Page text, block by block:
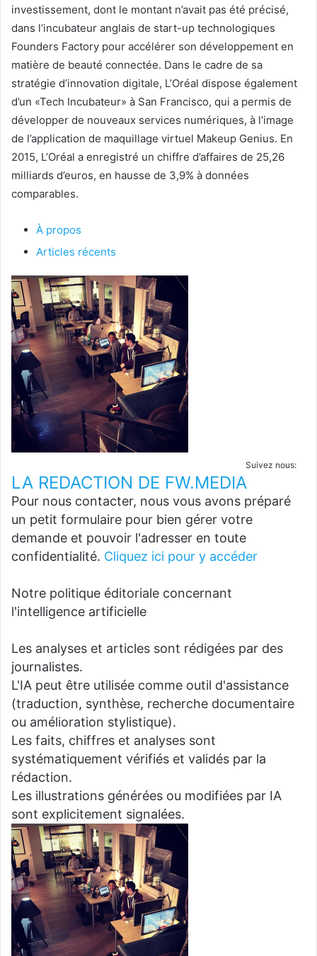
investissement, dont le montant n’avait pas été précisé,
dans l’incubateur anglais de start-up technologiques
Founders Factory pour accélérer son développement en
matière de beauté connectée. Dans le cadre de sa
stratégie d’innovation digitale, L’Oréal dispose également
d’un «Tech Incubateur» à San Francisco, qui a permis de
développer de nouveaux services numériques, à l’image
de l’application de maquillage virtuel Makeup Genius. En
2015, L’Oréal a enregistré un chiffre d’affaires de 25,26
milliards d’euros, en hausse de 3,9% à données
comparables.
À propos
Articles récents
Suivez nous:
LA REDACTION DE FW.MEDIA
Pour nous contacter, nous vous avons préparé
un petit formulaire pour bien gérer votre
demande et pouvoir l'adresser en toute
confidentialité. Cliquez ici pour y accéder
Notre politique éditoriale concernant
l'intelligence artificielle
Les analyses et articles sont rédigées par des
journalistes.
L'IA peut être utilisée comme outil d'assistance
(traduction, synthèse, recherche documentaire
ou amélioration stylistique).
Les faits, chiffres et analyses sont
systématiquement vérifiés et validés par la
rédaction.
Les illustrations générées ou modifiées par IA
sont explicitement signalées.